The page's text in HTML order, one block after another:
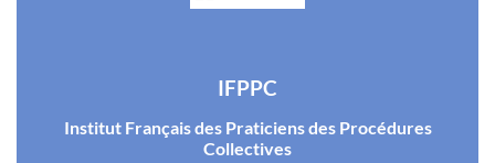
IFPPC
Institut Français des Praticiens des Procédures
Collectives